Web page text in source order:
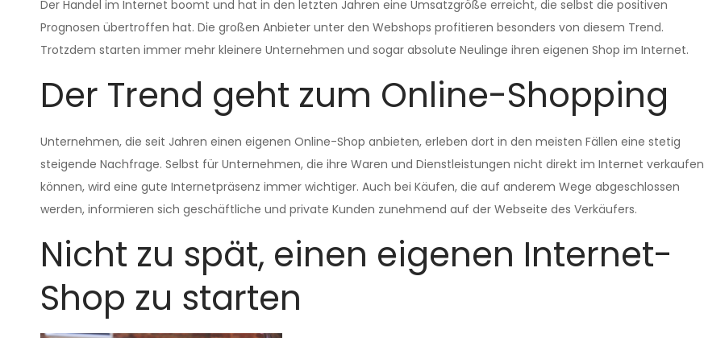
Der Handel im Internet boomt und hat in den letzten Jahren eine Umsatzgröße erreicht, die selbst die positiven
Prognosen übertroffen hat. Die großen Anbieter unter den Webshops profitieren besonders von diesem Trend.
Trotzdem starten immer mehr kleinere Unternehmen und sogar absolute Neulinge ihren eigenen Shop im Internet.
Der Trend geht zum Online-Shopping
Unternehmen, die seit Jahren einen eigenen Online-Shop anbieten, erleben dort in den meisten Fällen eine stetig
steigende Nachfrage. Selbst für Unternehmen, die ihre Waren und Dienstleistungen nicht direkt im Internet verkaufen
können, wird eine gute Internetpräsenz immer wichtiger. Auch bei Käufen, die auf anderem Wege abgeschlossen
werden, informieren sich geschäftliche und private Kunden zunehmend auf der Webseite des Verkäufers.
Nicht zu spät, einen eigenen Internet-
Shop zu starten